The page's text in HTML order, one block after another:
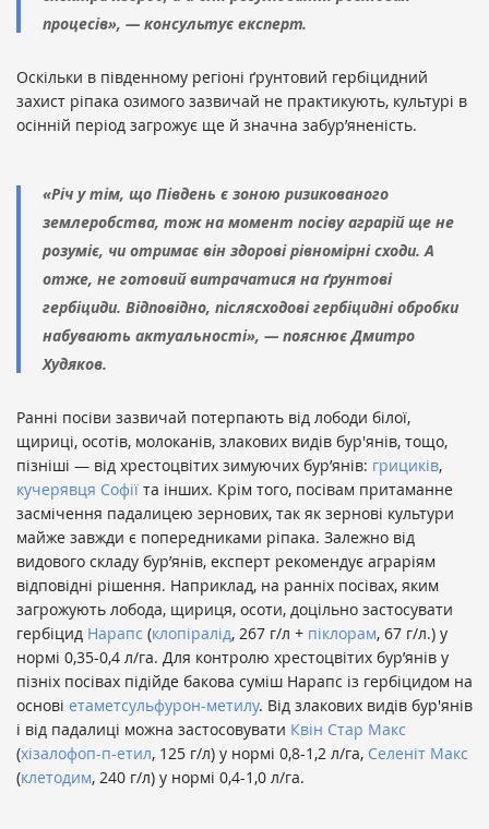
процесів», — консультує експерт.
Оскільки в південному регіоні ґрунтовий гербіцидний
захист ріпака озимого зазвичай не практикують, культурі в
осінній період загрожує ще й значна забур’яненість.
«Річ у тім, що Південь є зоною ризикованого
землеробства, тож на момент посіву аграрій ще не
розуміє, чи отримає він здорові рівномірні сходи. А
отже, не готовий витрачатися на ґрунтові
гербіциди. Відповідно, післясходові гербіцидні обробки
набувають актуальності», — пояснює Дмитро
Худяков.
Ранні посіви зазвичай потерпають від лободи білої,
щириці, осотів, молоканів, злакових видів бур'янів, тощо,
пізніші — від хрестоцвітих зимуючих бур’янів: грициків,
кучерявця Софії та інших. Крім того, посівам притаманне
засмічення падалицею зернових, так як зернові культури
майже завжди є попередниками ріпака. Залежно від
видового складу бур’янів, експерт рекомендує аграріям
відповідні рішення. Наприклад, на ранніх посівах, яким
загрожують лобода, щириця, осоти, доцільно застосувати
гербіцид Нарапс (клопіралід, 267 г/л + піклорам, 67 г/л.) у
нормі 0,35-0,4 л/га. Для контролю хрестоцвітих бур’янів у
пізніх посівах підійде бакова суміш Нарапс із гербіцидом на
основі етаметсульфурон-метилу. Від злакових видів бур'янів
і від падалиці можна застосовувати Квін Стар Макс
(хізалофоп-п-етил, 125 г/л) у нормі 0,8-1,2 л/га, Селеніт Макс
(клетодим, 240 г/л) у нормі 0,4-1,0 л/га.